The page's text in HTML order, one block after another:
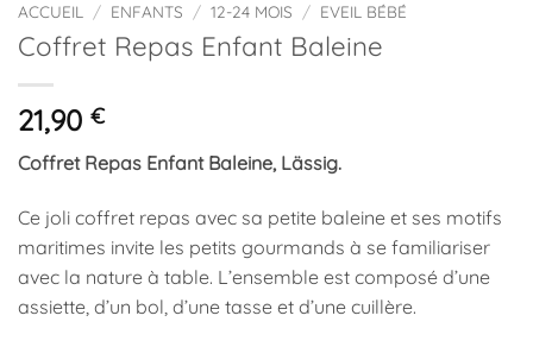
ACCUEIL / ENFANTS / 12-24 MOIS / EVEIL BÉBÉ
Coffret Repas Enfant Baleine
21,90 €
Coffret Repas Enfant Baleine, Lässig.
Ce joli coffret repas avec sa petite baleine et ses motifs
maritimes invite les petits gourmands à se familiariser
avec la nature à table. L’ensemble est composé d’une
assiette, d’un bol, d’une tasse et d’une cuillère.